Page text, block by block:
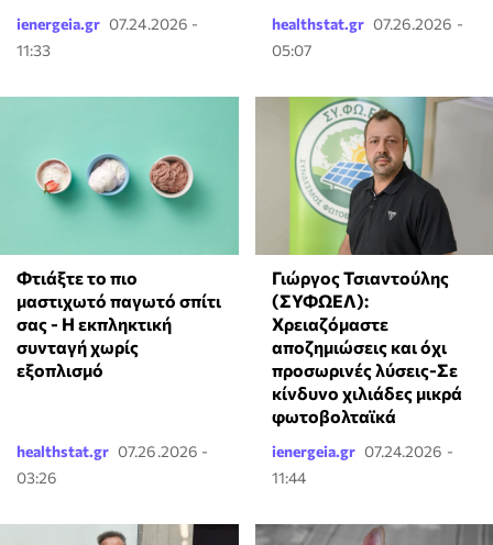
ienergeia.gr 07.24.2026 -
11:33
healthstat.gr 07.26.2026 -
05:07
Φτιάξτε το πιο
μαστιχωτό παγωτό σπίτι
σας - Η εκπληκτική
συνταγή χωρίς
εξοπλισμό
healthstat.gr 07.26.2026 -
03:26
Γιώργος Τσιαντούλης
(ΣΥΦΩΕΛ):
Χρειαζόμαστε
αποζημιώσεις και όχι
προσωρινές λύσεις-Σε
κίνδυνο χιλιάδες μικρά
φωτοβολταϊκά
ienergeia.gr 07.24.2026 -
11:44